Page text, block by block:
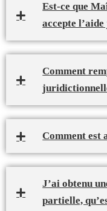
Est-ce que
accepte
Comment
Comment est
J’ai obtenu
partielle,